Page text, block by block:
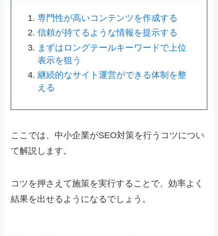
専門性が高いコンテンツを作成する
信頼が持てるような情報を提示する
まずはロングテールキーワードで上位
表示を狙う
継続的なサイト運営ができる体制を整
える
ここでは、中小企業がSEO対策を行うコツについ
て解説します。
コツを押さえて施策を実行することで、効率よく
結果を出せるようになるでしょう。